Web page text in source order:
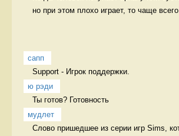
но при этом плохо играет, то чаще всего
сапп
Support - Игрок поддержки.
ю рэди
Ты готов? Готовность
мудлет
Слово пришедшее из серии игр Sims,